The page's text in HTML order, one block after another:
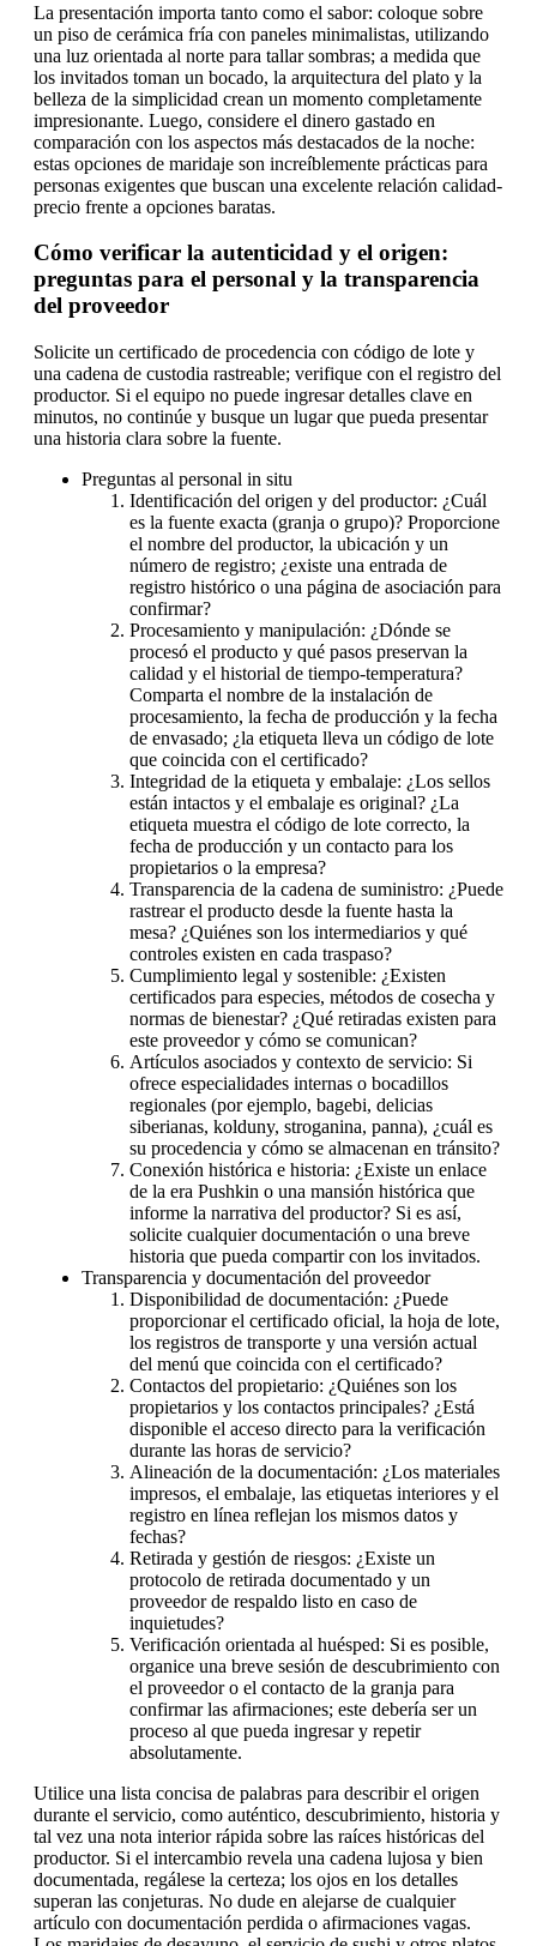
La presentación importa tanto como el sabor: coloque sobre
un piso de cerámica fría con paneles minimalistas, utilizando
una luz orientada al norte para tallar sombras; a medida que
los invitados toman un bocado, la arquitectura del plato y la
belleza de la simplicidad crean un momento completamente
impresionante. Luego, considere el dinero gastado en
comparación con los aspectos más destacados de la noche:
estas opciones de maridaje son increíblemente prácticas para
personas exigentes que buscan una excelente relación calidad-
precio frente a opciones baratas.
Cómo verificar la autenticidad y el origen:
preguntas para el personal y la transparencia
del proveedor
Solicite un certificado de procedencia con código de lote y
una cadena de custodia rastreable; verifique con el registro del
productor. Si el equipo no puede ingresar detalles clave en
minutos, no continúe y busque un lugar que pueda presentar
una historia clara sobre la fuente.
Preguntas al personal in situ
Identificación del origen y del productor: ¿Cuál
es la fuente exacta (granja o grupo)? Proporcione
el nombre del productor, la ubicación y un
número de registro; ¿existe una entrada de
registro histórico o una página de asociación para
confirmar?
Procesamiento y manipulación: ¿Dónde se
procesó el producto y qué pasos preservan la
calidad y el historial de tiempo-temperatura?
Comparta el nombre de la instalación de
procesamiento, la fecha de producción y la fecha
de envasado; ¿la etiqueta lleva un código de lote
que coincida con el certificado?
Integridad de la etiqueta y embalaje: ¿Los sellos
están intactos y el embalaje es original? ¿La
etiqueta muestra el código de lote correcto, la
fecha de producción y un contacto para los
propietarios o la empresa?
Transparencia de la cadena de suministro: ¿Puede
rastrear el producto desde la fuente hasta la
mesa? ¿Quiénes son los intermediarios y qué
controles existen en cada traspaso?
Cumplimiento legal y sostenible: ¿Existen
certificados para especies, métodos de cosecha y
normas de bienestar? ¿Qué retiradas existen para
este proveedor y cómo se comunican?
Artículos asociados y contexto de servicio: Si
ofrece especialidades internas o bocadillos
regionales (por ejemplo, bagebi, delicias
siberianas, kolduny, stroganina, panna), ¿cuál es
su procedencia y cómo se almacenan en tránsito?
Conexión histórica e historia: ¿Existe un enlace
de la era Pushkin o una mansión histórica que
informe la narrativa del productor? Si es así,
solicite cualquier documentación o una breve
historia que pueda compartir con los invitados.
Transparencia y documentación del proveedor
Disponibilidad de documentación: ¿Puede
proporcionar el certificado oficial, la hoja de lote,
los registros de transporte y una versión actual
del menú que coincida con el certificado?
Contactos del propietario: ¿Quiénes son los
propietarios y los contactos principales? ¿Está
disponible el acceso directo para la verificación
durante las horas de servicio?
Alineación de la documentación: ¿Los materiales
impresos, el embalaje, las etiquetas interiores y el
registro en línea reflejan los mismos datos y
fechas?
Retirada y gestión de riesgos: ¿Existe un
protocolo de retirada documentado y un
proveedor de respaldo listo en caso de
inquietudes?
Verificación orientada al huésped: Si es posible,
organice una breve sesión de descubrimiento con
el proveedor o el contacto de la granja para
confirmar las afirmaciones; este debería ser un
proceso al que pueda ingresar y repetir
absolutamente.
Utilice una lista concisa de palabras para describir el origen
durante el servicio, como auténtico, descubrimiento, historia y
tal vez una nota interior rápida sobre las raíces históricas del
productor. Si el intercambio revela una cadena lujosa y bien
documentada, regálese la certeza; los ojos en los detalles
superan las conjeturas. No dude en alejarse de cualquier
artículo con documentación perdida o afirmaciones vagas.